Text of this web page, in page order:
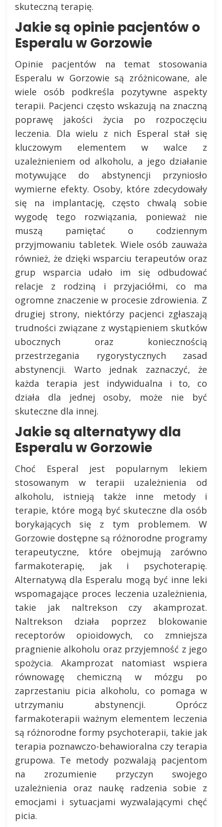
skuteczną terapię.
Jakie są opinie pacjentów o
Esperalu w Gorzowie
Opinie pacjentów na temat stosowania
Esperalu w Gorzowie są zróżnicowane, ale
wiele osób podkreśla pozytywne aspekty
terapii. Pacjenci często wskazują na znaczną
poprawę jakości życia po rozpoczęciu
leczenia. Dla wielu z nich Esperal stał się
kluczowym elementem w walce z
uzależnieniem od alkoholu, a jego działanie
motywujące do abstynencji przyniosło
wymierne efekty. Osoby, które zdecydowały
się na implantację, często chwalą sobie
wygodę tego rozwiązania, ponieważ nie
muszą pamiętać o codziennym
przyjmowaniu tabletek. Wiele osób zauważa
również, że dzięki wsparciu terapeutów oraz
grup wsparcia udało im się odbudować
relacje z rodziną i przyjaciółmi, co ma
ogromne znaczenie w procesie zdrowienia. Z
drugiej strony, niektórzy pacjenci zgłaszają
trudności związane z wystąpieniem skutków
ubocznych oraz koniecznością
przestrzegania rygorystycznych zasad
abstynencji. Warto jednak zaznaczyć, że
każda terapia jest indywidualna i to, co
działa dla jednej osoby, może nie być
skuteczne dla innej.
Jakie są alternatywy dla
Esperalu w Gorzowie
Choć Esperal jest popularnym lekiem
stosowanym w terapii uzależnienia od
alkoholu, istnieją także inne metody i
terapie, które mogą być skuteczne dla osób
borykających się z tym problemem. W
Gorzowie dostępne są różnorodne programy
terapeutyczne, które obejmują zarówno
farmakoterapię, jak i psychoterapię.
Alternatywą dla Esperalu mogą być inne leki
wspomagające proces leczenia uzależnienia,
takie jak naltrekson czy akamprozat.
Naltrekson działa poprzez blokowanie
receptorów opioidowych, co zmniejsza
pragnienie alkoholu oraz przyjemność z jego
spożycia. Akamprozat natomiast wspiera
równowagę chemiczną w mózgu po
zaprzestaniu picia alkoholu, co pomaga w
utrzymaniu abstynencji. Oprócz
farmakoterapii ważnym elementem leczenia
są różnorodne formy psychoterapii, takie jak
terapia poznawczo-behawioralna czy terapia
grupowa. Te metody pozwalają pacjentom
na zrozumienie przyczyn swojego
uzależnienia oraz naukę radzenia sobie z
emocjami i sytuacjami wyzwalającymi chęć
picia.